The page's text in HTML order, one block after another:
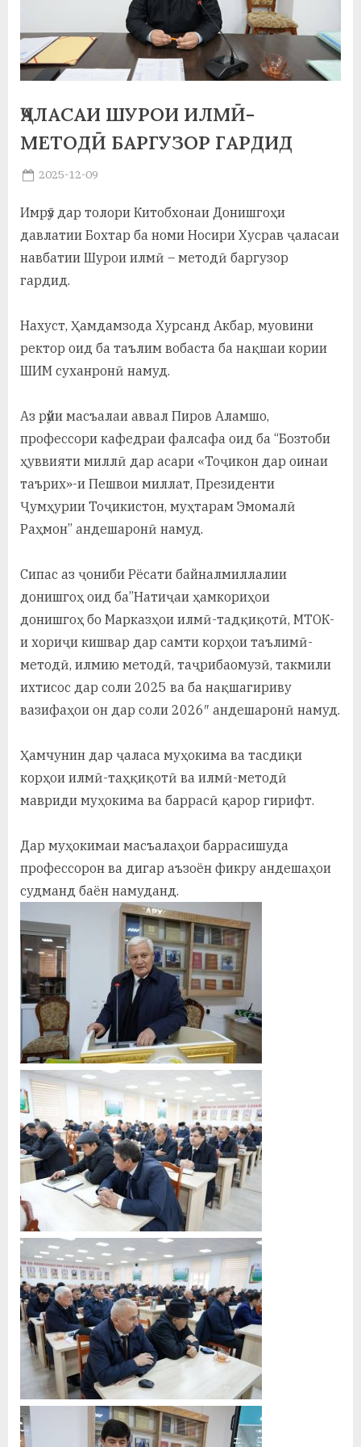
а
н
о
с
Х
р
а
ҶАЛАСАИ ШУРОИ ИЛМӢ-
МЕТОДӢ БАРГУЗОР ГАРДИД
Posted
2025-12-09
Имрӯз дар толори Китобхонаи Донишгоҳи
давлатии Бохтар ба номи Носири Хусрав ҷаласаи
навбатии Шурои илмӣ – методӣ баргузор
гардид.
Нахуст, Ҳамдамзода Хурсанд Акбар, муовини
ректор оид ба таълим вобаста ба нақшаи кории
ШИМ суханронӣ намуд.
Аз рӯйи масъалаи аввал Пиров Аламшо,
профессори кафедраи фалсафа оид ба “Бозтоби
ҳуввияти миллӣ дар асари «Тоҷикон дар оинаи
таърих»-и Пешвои миллат, Президенти
Ҷумҳурии Тоҷикистон, муҳтарам Эмомалӣ
Раҳмон” андешаронӣ намуд.
Сипас аз ҷониби Рёсати байналмиллалии
донишгоҳ оид ба”Натиҷаи ҳамкориҳои
донишгоҳ бо Марказҳои илмӣ-тадқиқотӣ, МТОК-
и хориҷи кишвар дар самти корҳои таълимӣ-
методӣ, илмию методӣ, таҷрибаомузӣ, такмили
ихтисос дар соли 2025 ва ба нақшагириву
вазифаҳои он дар соли 2026″ андешаронӣ намуд.
Ҳамчунин дар ҷаласа муҳокима ва тасдиқи
корҳои илмӣ-таҳқиқотӣ ва илмӣ-методӣ
мавриди муҳокима ва баррасӣ қарор гирифт.
Дар муҳокимаи масъалаҳои баррасишуда
профессорон ва дигар аъзоён фикру андешаҳои
судманд баён намуданд.